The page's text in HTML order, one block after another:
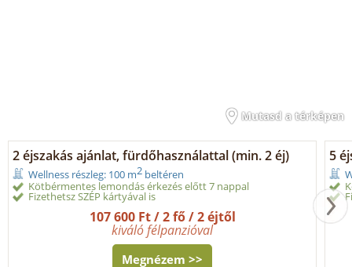
Mutasd a térképen
2 éjszakás ajánlat, fürdőhasználattal (min. 2 éj)
Wellness részleg: 100 m2 beltéren
Kötbérmentes lemondás érkezés előtt 7 nappal
Fizethetsz SZÉP kártyával is
107 600 Ft / 2 fő / 2 éjtől
kiváló félpanzióval
Megnézem >>
5